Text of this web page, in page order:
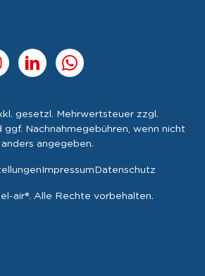
gesetzl. Mehrwertsteuer zzgl.
ggf. Nachnahmegebühren, wenn nicht
anders angegeben.
air®. Alle Rechte vorbehalten.
ImpressumDatenschutz